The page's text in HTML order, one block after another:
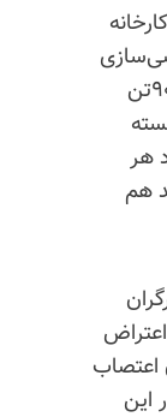
از سال ۸۷ گفت: از آن سال، از ۹۰۰تن
هر
هم
کارگران
در اعتراض
اعتصاب
این